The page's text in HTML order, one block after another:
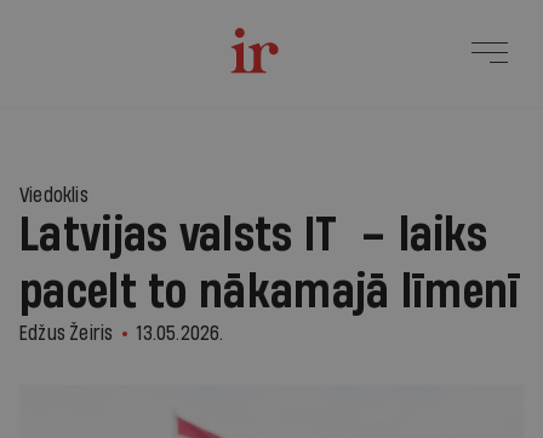
Viedoklis
Latvijas valsts IT – laiks
pacelt to nākamajā līmenī
Edžus Žeiris 13.05.2026.